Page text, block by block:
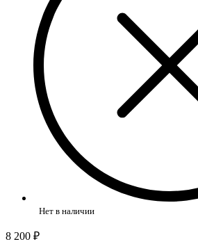
Нет в наличии
8 200 ₽